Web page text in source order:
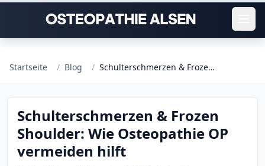
Startseite / Blog / Schulterschmerzen & Frozen Shoulder: Wie Osteopathie OP vermeiden hilft
Schulterschmerzen & Frozen
Shoulder: Wie Osteopathie OP
vermeiden hilft